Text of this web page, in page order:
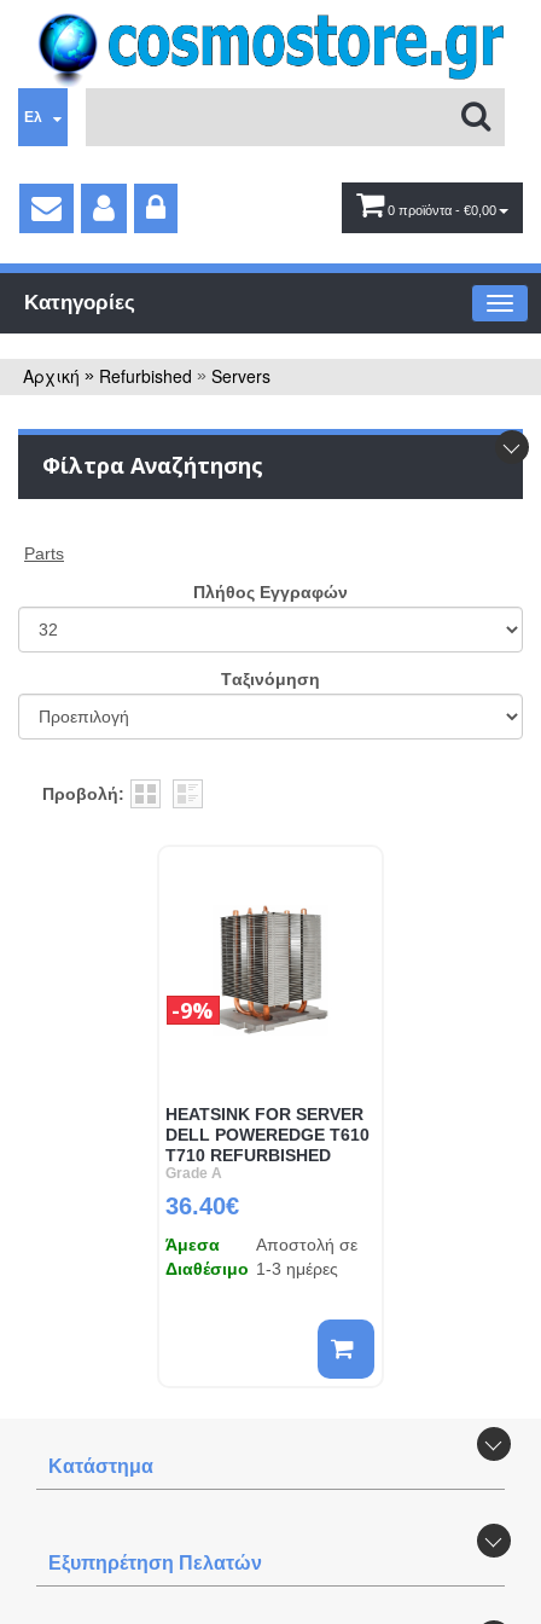
Ελ
0 προϊόντα - €0,00
Κατηγορίες
Αρχική » Refurbished » Servers
Φίλτρα Αναζήτησης
Parts
Πλήθος Εγγραφών
Tαξινόμηση
Προβολή:
HEATSINK FOR SERVER
DELL POWEREDGE T610
T710 REFURBISHED
Grade A
36.40€
9%
Άμεσα
Διαθέσιμο
Αποστολή σε
1-3 ημέρες
Κατάστημα
Εξυπηρέτηση Πελατών